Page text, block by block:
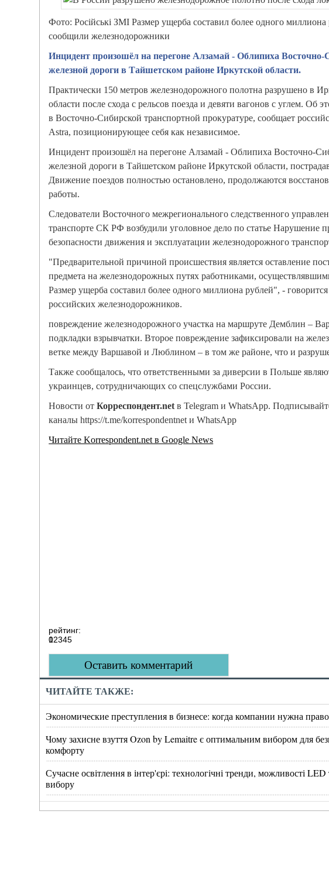
Фото: Російські ЗМІ Размер ущерба составил более одного миллиона
сообщили железнодорожники
Инцидент произошёл на перегоне Алзамай - Облипиха Восточно-
железной дороги в Тайшетском районе Иркутской области.
Практически 150 метров железнодорожного полотна разрушено в
области после схода с рельсов поезда и девяти вагонов с углем. Об
в Восточно-Сибирской транспортной прокуратуре, сообщает
Astra, позиционирующее себя как независимое.
Инцидент произошёл на перегоне Алзамай - Облипиха Восточно-
железной дороги в Тайшетском районе Иркутской области,
Движение поездов полностью остановлено, продолжаются
работы.
Следователи Восточного межрегионального следственного
транспорте СК РФ возбудили уголовное дело по статье Нарушение
безопасности движения и эксплуатации железнодорожного
"Предварительной причиной происшествия является оставление
предмета на железнодорожных путях работниками,
Размер ущерба составил более одного миллиона рублей", -
российских железнодорожников.
повреждение железнодорожного участка на маршруте Демблин –
подкладки взрывчатки. Второе повреждение зафиксировали на
ветке между Варшавой и Люблином – в том же районе, что и
Также сообщалось, что ответственными за диверсии в Польше
украинцев, сотрудничающих со спецслужбами России.
Новости от Корреспондент.netв Telegram и WhatsApp.
каналы https://t.me/korrespondentnet и WhatsApp
Читайте Korrespondent.net в Google News
рейтинг:
0
12345
Оставить комментарий
ЧИТАЙТЕ ТАКЖЕ:
Экономические преступления в бизнесе: когда компании нужна
Чому захисне взуття Ozon by Lemaitre є оптимальним вибором для
комфорту
Сучасне освітлення в інтер'єрі: технологічні тренди, можливості
вибору